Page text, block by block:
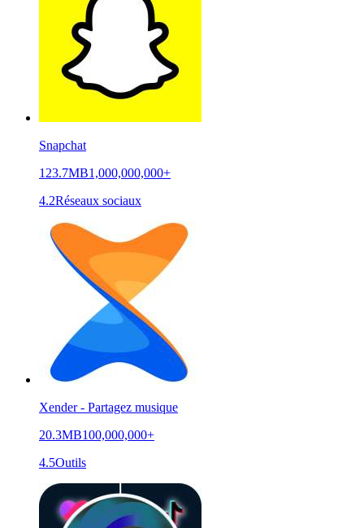
Snapchat
123.7MB1,000,000,000+
4.2Réseaux sociaux
Xender - Partagez musique
20.3MB100,000,000+
4.5Outils